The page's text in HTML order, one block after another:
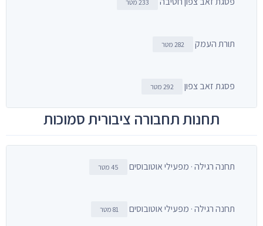
233 מטר
תורת העמק 282 מטר
פסגת זאב צפון 292 מטר
תחנות תחבורה ציבורית סמוכות
תחנה רגילה · מפעילי אוטובוסים 45 מטר
תחנה רגילה · מפעילי אוטובוסים 81 מטר